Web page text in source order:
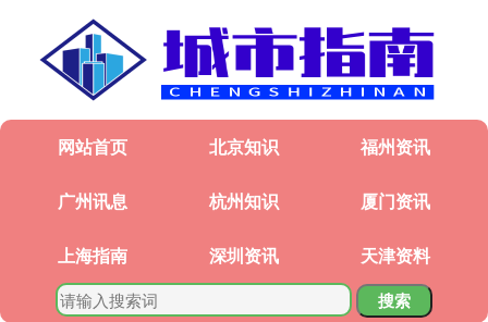
网站首页 北京知识 福州资讯
广州讯息 杭州知识 厦门资讯
上海指南 深圳资讯 天津资料
搜索